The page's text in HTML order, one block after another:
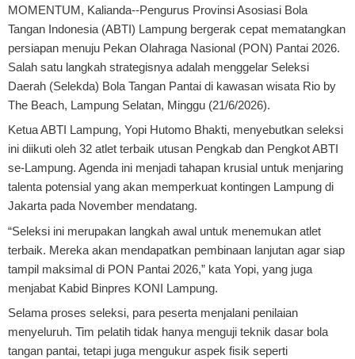
MOMENTUM, Kalianda--Pengurus Provinsi Asosiasi Bola
Tangan Indonesia (ABTI) Lampung bergerak cepat mematangkan
persiapan menuju Pekan Olahraga Nasional (PON) Pantai 2026.
Salah satu langkah strategisnya adalah menggelar Seleksi
Daerah (Selekda) Bola Tangan Pantai di kawasan wisata Rio by
The Beach, Lampung Selatan, Minggu (21/6/2026).
Ketua ABTI Lampung, Yopi Hutomo Bhakti, menyebutkan seleksi
ini diikuti oleh 32 atlet terbaik utusan Pengkab dan Pengkot ABTI
se-Lampung. Agenda ini menjadi tahapan krusial untuk menjaring
talenta potensial yang akan memperkuat kontingen Lampung di
Jakarta pada November mendatang.
“Seleksi ini merupakan langkah awal untuk menemukan atlet
terbaik. Mereka akan mendapatkan pembinaan lanjutan agar siap
tampil maksimal di PON Pantai 2026,” kata Yopi, yang juga
menjabat Kabid Binpres KONI Lampung.
Selama proses seleksi, para peserta menjalani penilaian
menyeluruh. Tim pelatih tidak hanya menguji teknik dasar bola
tangan pantai, tetapi juga mengukur aspek fisik seperti